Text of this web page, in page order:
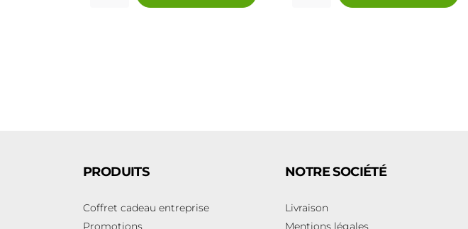
PRODUITS
Coffret cadeau entreprise
Promotions
NOTRE SOCIÉTÉ
Livraison
Mentions légales